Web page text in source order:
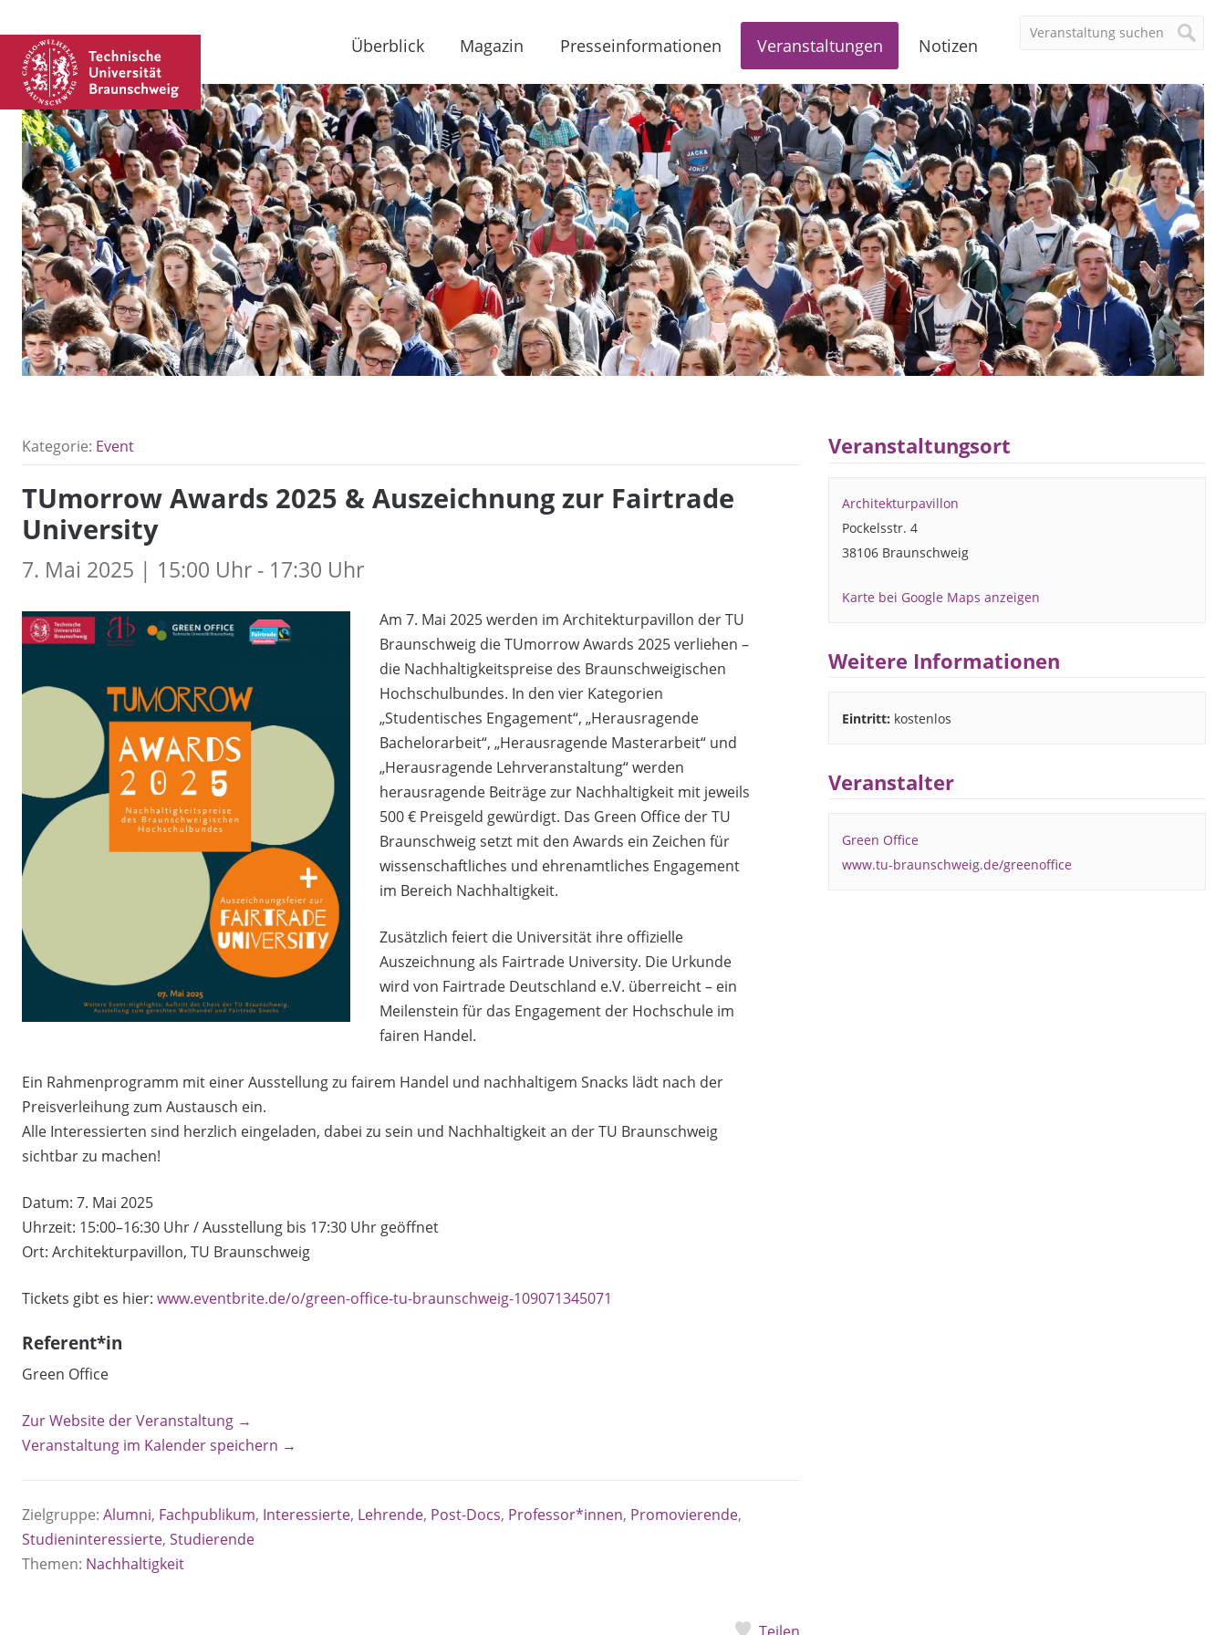
Überblick Magazin Presseinformationen Veranstaltungen Notizen
Kategorie: Event
TUmorrow Awards 2025 & Auszeichnung zur Fairtrade
University
7. Mai 2025 | 15:00 Uhr - 17:30 Uhr
Am 7. Mai 2025 werden im Architekturpavillon der TU
Braunschweig die TUmorrow Awards 2025 verliehen –
die Nachhaltigkeitspreise des Braunschweigischen
Hochschulbundes. In den vier Kategorien
„Studentisches Engagement“, „Herausragende
Bachelorarbeit“, „Herausragende Masterarbeit“ und
„Herausragende Lehrveranstaltung“ werden
herausragende Beiträge zur Nachhaltigkeit mit jeweils
500 € Preisgeld gewürdigt. Das Green Office der TU
Braunschweig setzt mit den Awards ein Zeichen für
wissenschaftliches und ehrenamtliches Engagement
im Bereich Nachhaltigkeit.
Zusätzlich feiert die Universität ihre offizielle
Auszeichnung als Fairtrade University. Die Urkunde
wird von Fairtrade Deutschland e.V. überreicht – ein
Meilenstein für das Engagement der Hochschule im
fairen Handel.
Ein Rahmenprogramm mit einer Ausstellung zu fairem Handel und nachhaltigem Snacks lädt nach der
Preisverleihung zum Austausch ein.
Alle Interessierten sind herzlich eingeladen, dabei zu sein und Nachhaltigkeit an der TU Braunschweig
sichtbar zu machen!
Datum: 7. Mai 2025
Uhrzeit: 15:00–16:30 Uhr / Ausstellung bis 17:30 Uhr geöffnet
Ort: Architekturpavillon, TU Braunschweig
Tickets gibt es hier: www.eventbrite.de/o/green-office-tu-braunschweig-109071345071
Referent*in
Green Office
Zur Website der Veranstaltung →
Veranstaltung im Kalender speichern →
Zielgruppe: Alumni, Fachpublikum, Interessierte, Lehrende, Post-Docs, Professor*innen, Promovierende,
Studieninteressierte, Studierende
Themen: Nachhaltigkeit
Teilen
Veranstaltungsort
Architekturpavillon
Pockelsstr. 4
38106 Braunschweig
Karte bei Google Maps anzeigen
Weitere Informationen
Eintritt: kostenlos
Veranstalter
Green Office
www.tu-braunschweig.de/greenoffice